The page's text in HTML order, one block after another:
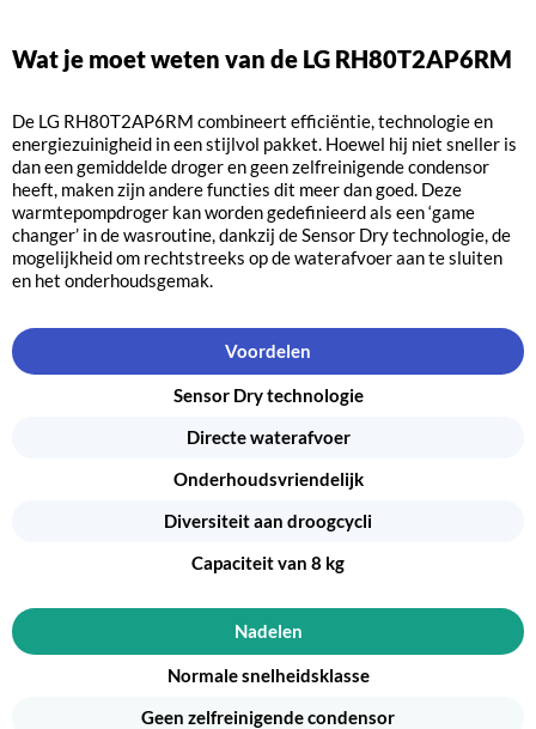
Wat je moet weten van de LG RH80T2AP6RM
De LG RH80T2AP6RM combineert efficiëntie, technologie en
energiezuinigheid in een stijlvol pakket. Hoewel hij niet sneller is
dan een gemiddelde droger en geen zelfreinigende condensor
heeft, maken zijn andere functies dit meer dan goed. Deze
warmtepompdroger kan worden gedefinieerd als een ‘game
changer’ in de wasroutine, dankzij de Sensor Dry technologie, de
mogelijkheid om rechtstreeks op de waterafvoer aan te sluiten
en het onderhoudsgemak.
Voordelen
Sensor Dry technologie
Directe waterafvoer
Onderhoudsvriendelijk
Diversiteit aan droogcycli
Capaciteit van 8 kg
Nadelen
Normale snelheidsklasse
Geen zelfreinigende condensor